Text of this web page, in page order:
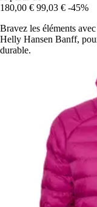
180,00 € 99,03 € -45%
Bravez les éléments
Helly Hansen Banff,
durable.